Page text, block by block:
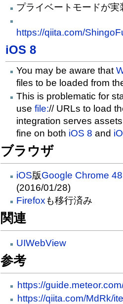
プライベートモードが実
https://qiita.com/
iOS 8
You may be aware that
files to be loaded from
This is problematic for
usefile:// URLs to load
integration serves
fine on both iOS 8 and
ブラウザ
iOS版Google Chrome 48
(2016/01/28)
Firefoxも移行済み
関連
UIWebView
参考
https://
https://qiita.com/MdRk/